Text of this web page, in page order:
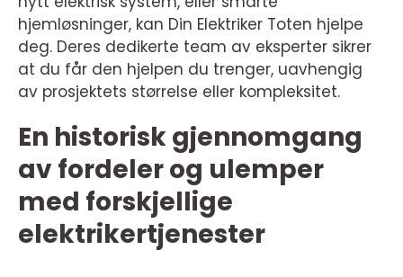
hjemløsninger, kan Din Elektriker Toten hjelpe
deg. Deres dedikerte team av eksperter sikrer
at du får den hjelpen du trenger, uavhengig
av prosjektets størrelse eller kompleksitet.
En historisk gjennomgang
av fordeler og ulemper
med forskjellige
elektrikertjenester